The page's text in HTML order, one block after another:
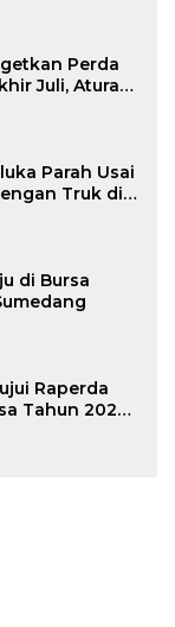
Perda
Juli, Aturan
Parah Usai
Truk di
di Bursa
Raperda
Tahun 2026